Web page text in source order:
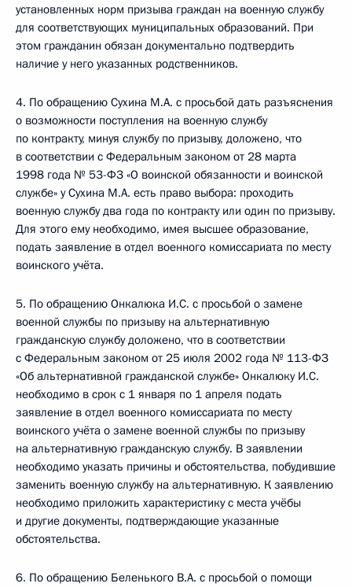
установленных норм призыва граждан на военную службу
для соответствующих муниципальных образований. При
этом гражданин обязан документально подтвердить
наличие у него указанных родственников.
4. По обращению Сухина М.А. с просьбой дать разъяснения
о возможности поступления на военную службу
по контракту, минуя службу по призыву, доложено, что
в соответствии с Федеральным законом от 28 марта
1998 года № 53-ФЗ «О воинской обязанности и воинской
службе» у Сухина М.А. есть право выбора: проходить
военную службу два года по контракту или один по призыву.
Для этого ему необходимо, имея высшее образование,
подать заявление в отдел военного комиссариата по месту
воинского учёта.
5. По обращению Онкалюка И.С. с просьбой о замене
военной службы по призыву на альтернативную
гражданскую службу доложено, что в соответствии
с Федеральным законом от 25 июля 2002 года № 113-ФЗ
«Об альтернативной гражданской службе» Онкалюку И.С.
необходимо в срок с 1 января по 1 апреля подать
заявление в отдел военного комиссариата по месту
воинского учёта о замене военной службы по призыву
на альтернативную гражданскую службу. В заявлении
необходимо указать причины и обстоятельства, побудившие
заменить военную службу на альтернативную. К заявлению
необходимо приложить характеристику с места учёбы
и другие документы, подтверждающие указанные
обстоятельства.
6. По обращению Беленького В.А. с просьбой о помощи